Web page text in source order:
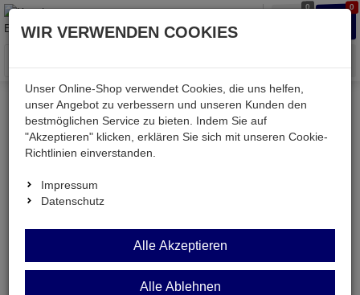
0 0
Menü
Weiter einkaufen Kessler electronic LM386N
LM386N
Endstufen-IC 0,5W Mono 4...12V DIP8
524769;0
WIR VERWENDEN COOKIES
Unser Online-Shop verwendet Cookies, die uns helfen,
unser Angebot zu verbessern und unseren Kunden den
bestmöglichen Service zu bieten. Indem Sie auf
"Akzeptieren" klicken, erklären Sie sich mit unseren Cookie-
Richtlinien einverstanden.
Impressum
Datenschutz
Alle Akzeptieren
Alle Ablehnen